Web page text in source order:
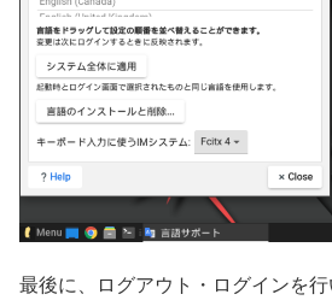
最後に、ログアウト・ログインを